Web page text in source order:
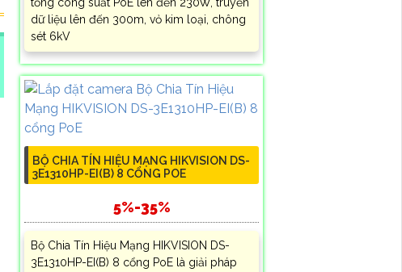
tổng công suất PoE lên đến 230W, truyền
dữ liệu lên đến 300m, vỏ kim loại, chông
sét 6kV
BỘ CHIA TÍN HIỆU MẠNG HIKVISION DS-
3E1310HP-EI(B) 8 CỔNG POE
5%-35%
Bộ Chia Tín Hiệu Mạng HIKVISION DS-
3E1310HP-EI(B) 8 cổng PoE là giải pháp